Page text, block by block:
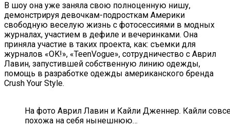
В шоу она уже заняла свою полноценную нишу,
демонстрируя девочкам-подросткам Америки
свободную веселую жизнь с фотосессиями в модных
журналах, участием в дефиле и вечеринками. Она
приняла участие в таких проекта, как: съемки для
журналов «OK!», «TeenVogue», сотрудничество с Аврил
Лавин, запустившей собственную линию одежды,
помощь в разработке одежды американского бренда
Crush Your Style.
На фото Аврил Лавин и Кайли Дженнер. Кайли
похожа на себя нынешнюю…